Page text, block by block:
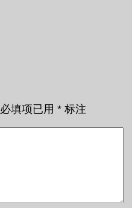
必填项已用 * 标注